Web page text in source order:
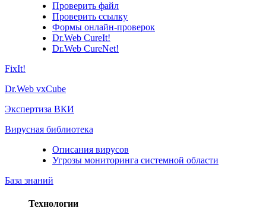
Проверить файл
Проверить ссылку
Формы онлайн-проверок
Dr.Web CureIt!
Dr.Web CureNet!
FixIt!
Dr.Web vxCube
Экспертиза ВКИ
Вирусная библиотека
Описания вирусов
Угрозы мониторинга системной области
База знаний
Технологии